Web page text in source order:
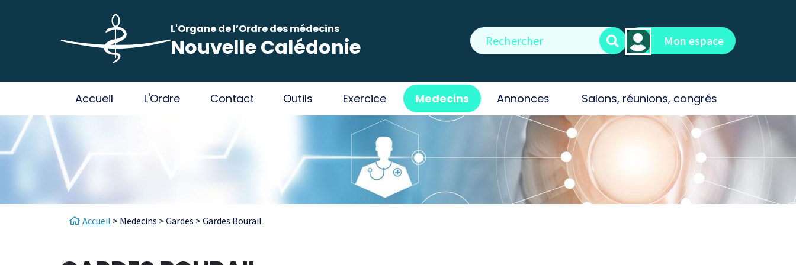
L'Organe de l’Ordre des médecins
Nouvelle Calédonie Rechercher Mon espace
Main navigation
Accueil L'Ordre Contact Outils Exercice Medecins Annonces Salons, réunions, congrés
Fil d'Ariane
Accueil Medecins Gardes Gardes Bourail